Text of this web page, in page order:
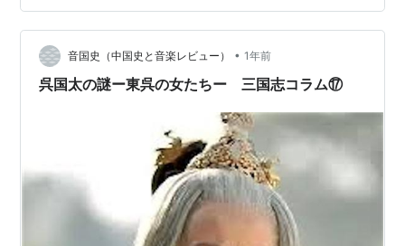
五男の孫朗、特に事績は見えないそうですが、『三国
志』孫匡伝で命令違反をして孫一族から外されたという
人がそれにあたるのではとwikiに載っていますので、それ
を採用しておきましょう。皇帝の兄弟で事績が記されな
音国史（中国史と音楽レビュー） • 1年前
呉国太の謎ー東呉の女たちー 三国志コラム⑰